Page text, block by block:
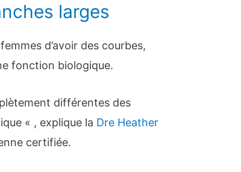
larges
d’avoir des courbes,
fonction biologique.
différentes des
« , explique la Dre Heather
certifiée.